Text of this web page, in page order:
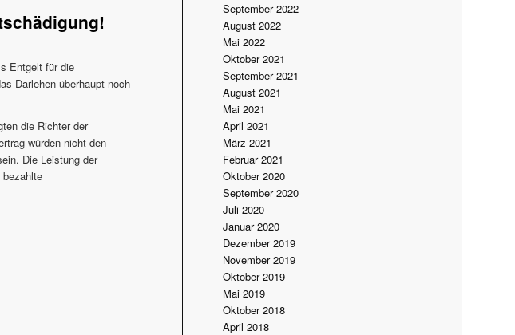
Entgelt für die
Darlehen überhaupt noch
die Richter der
würden nicht den
Die Leistung der
September 2022
August 2022
Mai 2022
Oktober 2021
September 2021
August 2021
Mai 2021
April 2021
März 2021
Februar 2021
Oktober 2020
September 2020
Juli 2020
Januar 2020
Dezember 2019
November 2019
Oktober 2019
Mai 2019
Oktober 2018
April 2018